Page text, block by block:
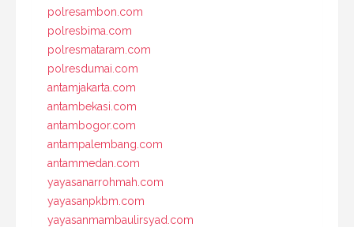
polresambon.com
polresbima.com
polresmataram.com
polresdumai.com
antamjakarta.com
antambekasi.com
antambogor.com
antampalembang.com
antammedan.com
yayasanarrohmah.com
yayasanpkbm.com
yayasanmambaulirsyad.com